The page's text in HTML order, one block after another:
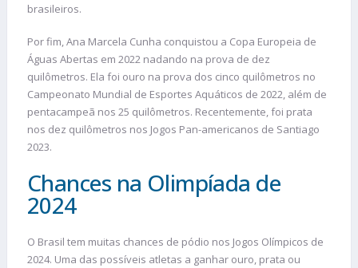
brasileiros.
Por fim, Ana Marcela Cunha conquistou a Copa Europeia de
Águas Abertas em 2022 nadando na prova de dez
quilômetros. Ela foi ouro na prova dos cinco quilômetros no
Campeonato Mundial de Esportes Aquáticos de 2022, além de
pentacampeã nos 25 quilômetros. Recentemente, foi prata
nos dez quilômetros nos Jogos Pan-americanos de Santiago
2023.
Chances na Olimpíada de
2024
O Brasil tem muitas chances de pódio nos Jogos Olímpicos de
2024. Uma das possíveis atletas a ganhar ouro, prata ou